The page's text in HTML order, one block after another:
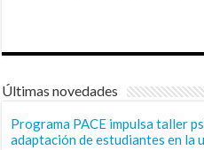
Últimas novedades
Programa PACE impulsa taller
adaptación de estudiantes en la